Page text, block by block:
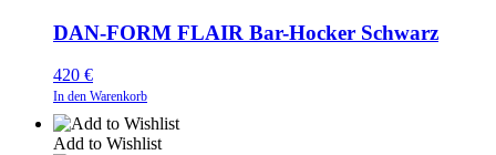
DAN-FORM FLAIR Bar-Hocker Schwarz
420 €
In den Warenkorb
Add to Wishlist